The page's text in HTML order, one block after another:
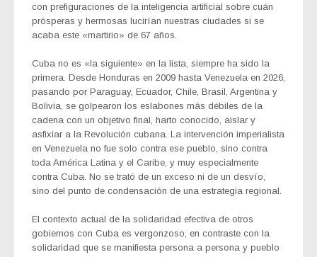
con prefiguraciones de la inteligencia artificial sobre cuán
prósperas y hermosas lucirían nuestras ciudades si se
acaba este «martirio» de 67 años.
Cuba no es «la siguiente» en la lista, siempre ha sido la
primera. Desde Honduras en 2009 hasta Venezuela en 2026,
pasando por Paraguay, Ecuador, Chile, Brasil, Argentina y
Bolivia, se golpearon los eslabones más débiles de la
cadena con un objetivo final, harto conocido, aislar y
asfixiar a la Revolución cubana. La intervención imperialista
en Venezuela no fue solo contra ese pueblo, sino contra
toda América Latina y el Caribe, y muy especialmente
contra Cuba. No se trató de un exceso ni de un desvío,
sino del punto de condensación de una estrategia regional.
El contexto actual de la solidaridad efectiva de otros
gobiernos con Cuba es vergonzoso, en contraste con la
solidaridad que se manifiesta persona a persona y pueblo